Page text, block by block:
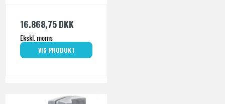
16.868,75 DKK
Ekskl. moms
VIS PRODUKT